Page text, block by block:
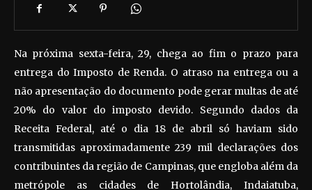
Na próxima sexta-feira, 29, chega ao fim o prazo para
entrega do Imposto de Renda. O atraso na entrega ou a
não apresentação do documento pode gerar multas de até
20% do valor do imposto devido. Segundo dados da
Receita Federal, até o dia 18 de abril só haviam sido
transmitidas aproximadamente 239 mil declarações dos
contribuintes da região de Campinas, que engloba além da
metrópole as cidades de Hortolândia, Indaiatuba,